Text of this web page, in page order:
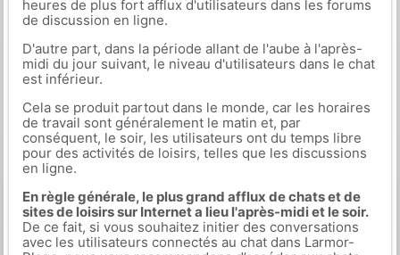
heures de plus fort afflux d'utilisateurs dans les forums
de discussion en ligne.
D'autre part, dans la période allant de l'aube à l'après-
midi du jour suivant, le niveau d'utilisateurs dans le chat
est inférieur.
Cela se produit partout dans le monde, car les horaires
de travail sont généralement le matin et, par
conséquent, le soir, les utilisateurs ont du temps libre
pour des activités de loisirs, telles que les discussions
en ligne.
En règle générale, le plus grand afflux de chats et de
sites de loisirs sur Internet a lieu l'après-midi et le soir.
De ce fait, si vous souhaitez initier des conversations
avec les utilisateurs connectés au chat dans Larmor-